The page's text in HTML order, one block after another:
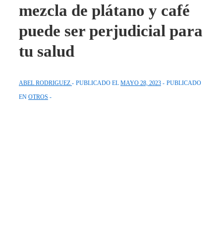
mezcla de plátano y café
puede ser perjudicial para
tu salud
ABEL RODRIGUEZ PUBLICADO EL MAYO 28, 2023
PUBLICADO
EN OTROS